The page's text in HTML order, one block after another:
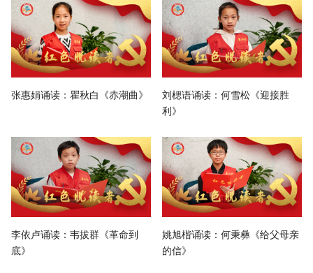
张惠娟诵读：瞿秋白《赤潮曲》
刘楒语诵读：何雪松《迎接胜
利》
李依卢诵读：韦拔群《革命到
底》
姚旭楷诵读：何秉彝《给父母亲
的信》